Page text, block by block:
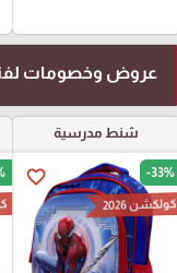
عروض وخصومات
شنط مدرسية
favorite_border -33%
كولكشن 2026